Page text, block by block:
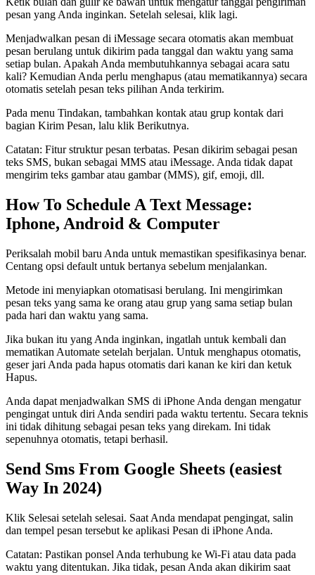
pesan yang Anda inginkan. Setelah selesai, klik lagi.
Menjadwalkan pesan di iMessage secara otomatis akan membuat
pesan berulang untuk dikirim pada tanggal dan waktu yang sama
setiap bulan. Apakah Anda membutuhkannya sebagai acara satu
kali? Kemudian Anda perlu menghapus (atau mematikannya) secara
otomatis setelah pesan teks pilihan Anda terkirim.
Pada menu Tindakan, tambahkan kontak atau grup kontak dari
bagian Kirim Pesan, lalu klik Berikutnya.
Catatan: Fitur struktur pesan terbatas. Pesan dikirim sebagai pesan
teks SMS, bukan sebagai MMS atau iMessage. Anda tidak dapat
mengirim teks gambar atau gambar (MMS), gif, emoji, dll.
How To Schedule A Text Message:
Iphone, Android & Computer
Periksalah mobil baru Anda untuk memastikan spesifikasinya benar.
Centang opsi default untuk bertanya sebelum menjalankan.
Metode ini menyiapkan otomatisasi berulang. Ini mengirimkan
pesan teks yang sama ke orang atau grup yang sama setiap bulan
pada hari dan waktu yang sama.
Jika bukan itu yang Anda inginkan, ingatlah untuk kembali dan
mematikan Automate setelah berjalan. Untuk menghapus otomatis,
geser jari Anda pada hapus otomatis dari kanan ke kiri dan ketuk
Hapus.
Anda dapat menjadwalkan SMS di iPhone Anda dengan mengatur
pengingat untuk diri Anda sendiri pada waktu tertentu. Secara teknis
ini tidak dihitung sebagai pesan teks yang direkam. Ini tidak
sepenuhnya otomatis, tetapi berhasil.
Send Sms From Google Sheets (easiest
Way In 2024)
Klik Selesai setelah selesai. Saat Anda mendapat pengingat, salin
dan tempel pesan tersebut ke aplikasi Pesan di iPhone Anda.
Catatan: Pastikan ponsel Anda terhubung ke Wi-Fi atau data pada
waktu yang ditentukan. Jika tidak, pesan Anda akan dikirim saat